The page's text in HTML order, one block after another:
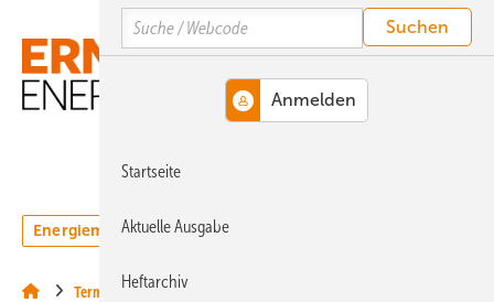
Hauptinhalt
Hauptmenü
SiteSearch
Energiemarkt Technologie
Termine & Veranstaltungen
Search
Startseite
Aktuelle Ausgabe
Heftarchiv